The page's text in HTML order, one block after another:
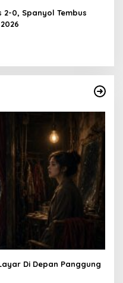
2-0, Spanyol Tembus
Di Depan Panggung